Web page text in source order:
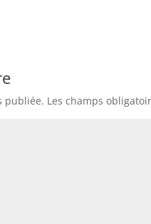
publiée. Les champs